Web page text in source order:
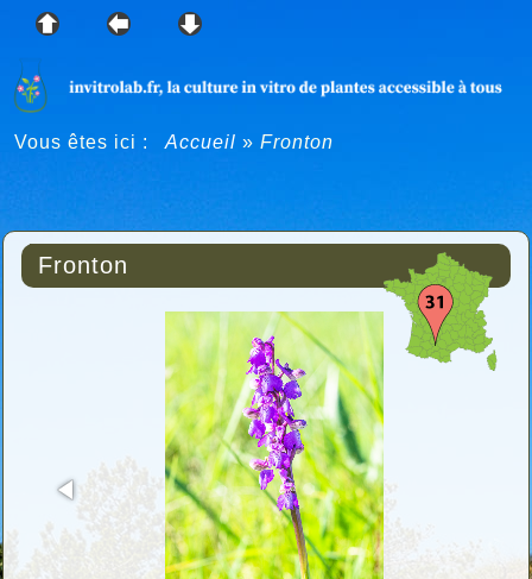
Vous êtes ici : Accueil » Fronton
Fronton